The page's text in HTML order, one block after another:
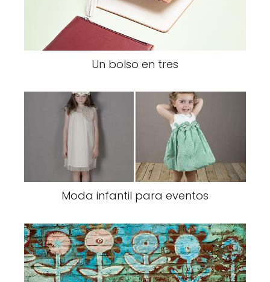
Un bolso en tres
Moda infantil para eventos